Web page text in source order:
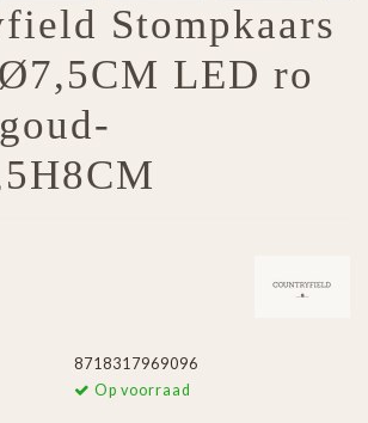
Stompkaars
LED ro
8718317969096
Op voorraad